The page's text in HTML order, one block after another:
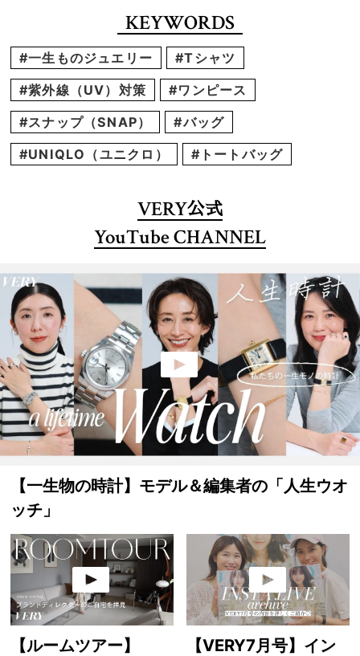
KEYWORDS
#一生ものジュエリー
#Tシャツ
#紫外線（UV）対策
#ワンピース
#スナップ（SNAP）
#バッグ
#UNIQLO（ユニクロ）
#トートバッグ
VERY公式
YouTube CHANNEL
【一生物の時計】モデル＆編集者の「人生ウオ
ッチ」
【ルームツアー】
【VERY7月号】イン